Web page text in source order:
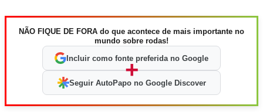
NÃO FIQUE DE FORA do que acontece de mais importante no
mundo sobre rodas!
Incluir como fonte preferida no Google
+
Seguir AutoPapo no Google Discover